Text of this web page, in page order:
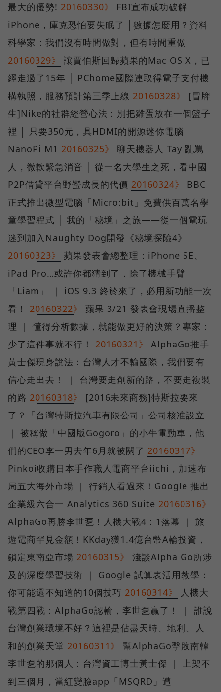
最大的優勢! 20160330》
FBI宣布成功破解
iPhone，庫克恐怕要失眠了 │數據怎麼用？資料
科學家：我們沒有時間做對，但有時間重做
20160329》
讓賈伯斯回歸蘋果的Mac OS X，已
經走過了15年 │ PChome國際連取得電子支付機
構執照，服務預計第三季上線 20160328》
[冒牌
生]Nike的社群經營心法：別把雞蛋放在一個籃子
裡 │ 只要350元，具HDMI的開源迷你電腦
NanoPi M1 20160325》
聊天機器人 Tay 亂罵
人，微軟緊急消音 │ 從一名大學生之死，看中國
P2P借貸平台野蠻成長的代價 20160324》
BBC
正式推出微型電腦「Micro:bit」免費供百萬名學
童學習程式 │ 我的「秘境」之旅——從一個電玩
迷到加入Naughty Dog開發《秘境探險4》
20160323》
蘋果發表會總整理：iPhone SE、
iPad Pro…或許你都猜到了，除了機械手臂
「Liam」 ｜ iOS 9.3 終於來了，必用新功能一次
看！ 20160322》
蘋果 3/21 發表會現場直播整
理 ｜ 懂得分析數據，就能做更好的決策？專家：
少了這件事就不行！ 20160321》
AlphaGo推手
黃士傑現身說法：台灣人才不輸國際，我們要有
信心走出去！ ｜ 台灣要走創新的路，不要走複製
的路 20160318》
[2016未來商務]特斯拉要來
了？「台灣特斯拉汽車有限公司」公司核准設立
｜ 被稱做「中國版Gogoro」的小牛電動車，他
們的CEO李一男去年6月就被關了 20160317》
Pinkoi收購日本手作職人電商平台iichi，加速布
局五大海外市場 ｜ 行銷人看過來！Google 推出
企業級六合一 Analytics 360 Suite 20160316》
AlphaGo再勝李世乭！人機大戰4：1落幕 ｜ 旅
遊電商罕見金額！KKday獲1.4億台幣A輪投資，
鎖定東南亞市場 20160315》
淺談Alpha Go所涉
及的深度學習技術 ｜ Google 試算表活用教學：
你可能還不知道的10個技巧 20160314》
人機大
戰第四戰：AlphaGo認輸，李世乭贏了！ ｜ 誰說
台灣創業環境不好？這裡是佔盡天時、地利、人
和的創業天堂 20160311》
幫AlphaGo擊敗南韓
李世乭的那個人：台灣資工博士黃士傑 ｜ 上架不
到三個月，當紅變臉app「MSQRD」遭